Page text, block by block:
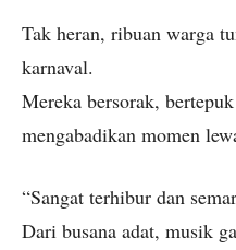
Tak heran, ribuan warga
karnaval.
Mereka bersorak,
mengabadikan momen
“Sangat terhibur dan
Dari busana adat, musik